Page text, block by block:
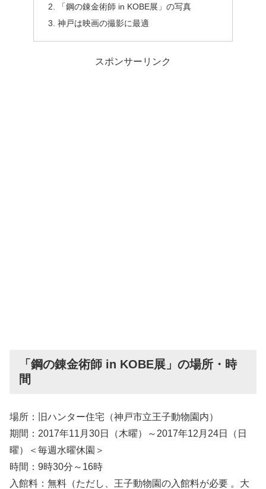
「鋼の錬金術師 in KOBE展」の写真
神戸は映画の撮影に最適
スポンサーリンク
「鋼の錬金術師 in KOBE展」の場所・時
間
場所：旧ハンター住宅（神戸市立王子動物園内）
期間：2017年11月30日（木曜）～2017年12月24日（日
曜）＜毎週水曜休園＞
時間：9時30分～16時
入館料：無料（ただし、王子動物園の入館料が必要 。大